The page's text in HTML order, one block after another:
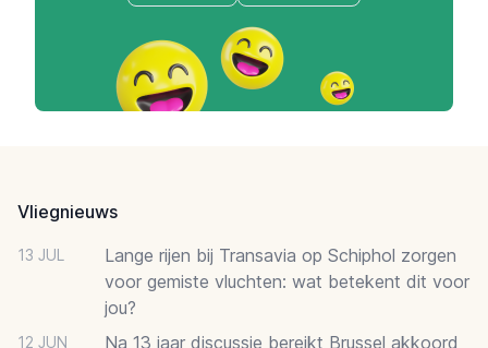
Vliegnieuws
13 JUL
Lange rijen bij Transavia op Schiphol zorgen
voor gemiste vluchten: wat betekent dit voor
jou?
12 JUN
Na 13 jaar discussie bereikt Brussel akkoord